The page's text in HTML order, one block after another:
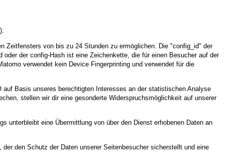
Zeitfensters von bis zu 24 Stunden zu ermöglichen. Die "config_id" der
der config-Hash ist eine Zeichenkette, die für einen Besucher auf der
verwendet kein Device Fingerprinting und verwendet für die
Basis unseres berechtigten Interesses an der statistischen Analyse
stellen wir dir eine gesonderte Widerspruchsmöglichkeit auf unserer
unterbleibt eine Übermittlung von über den Dienst erhobenen Daten an
den Schutz der Daten unserer Seitenbesucher sicherstellt und eine